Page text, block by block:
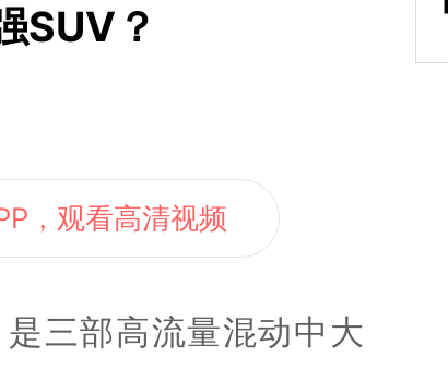
SUV？
，观看高清视频
三部高流量混动中大